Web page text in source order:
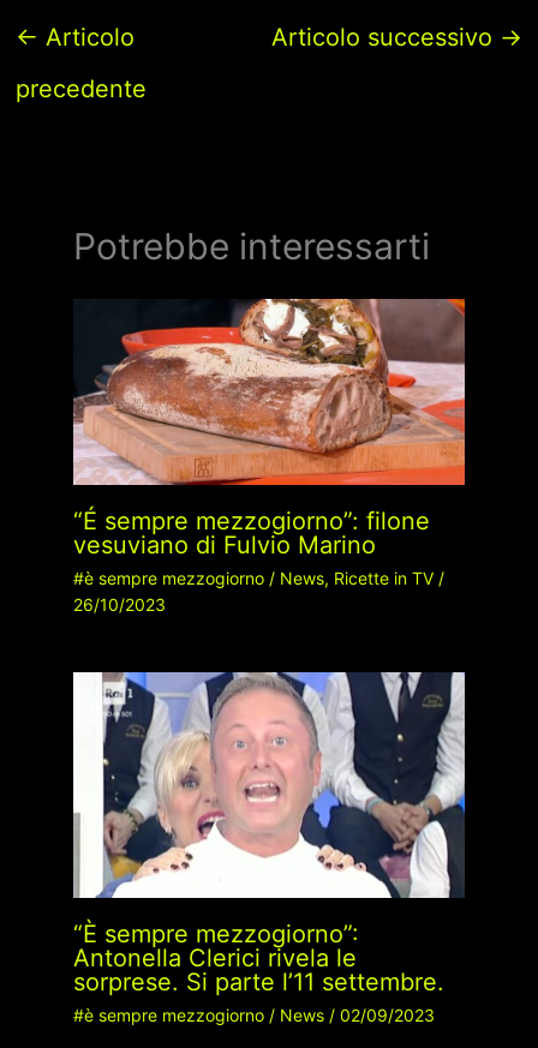
← Articolo
precedente
Articolo successivo →
Potrebbe interessarti
“É sempre mezzogiorno”: filone
vesuviano di Fulvio Marino
#è sempre mezzogiorno/ News, Ricette in TV/
26/10/2023
“È sempre mezzogiorno”:
Antonella Clerici rivela le
sorprese. Si parte l’11 settembre.
#è sempre mezzogiorno/ News/ 02/09/2023